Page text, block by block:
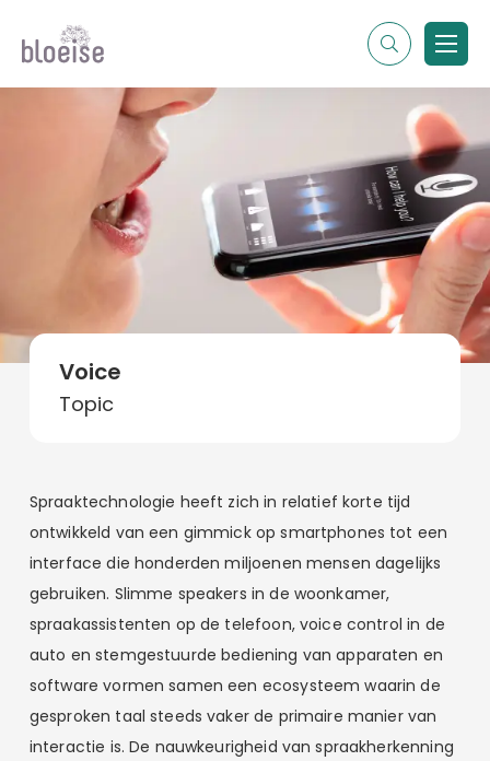
Contentmarketing
Online marketing
Branches
Alle soorten artikelen
Voice
Topic
Spraaktechnologie heeft zich in relatief korte tijd
ontwikkeld van een gimmick op smartphones tot een
interface die honderden miljoenen mensen dagelijks
gebruiken. Slimme speakers in de woonkamer,
spraakassistenten op de telefoon, voice control in de
auto en stemgestuurde bediening van apparaten en
software vormen samen een ecosysteem waarin de
gesproken taal steeds vaker de primaire manier van
interactie is. De nauwkeurigheid van spraakherkenning